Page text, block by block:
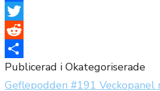
Facebook
Twitter
Reddit
Dela
Publicerad i Okategoriserade
Geflepodden #191